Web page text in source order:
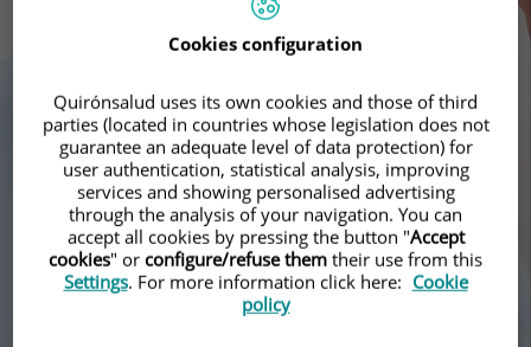
Especialidades
mejores especialistas
Cookies configuration
Quirónsalud uses its own cookies and those of third
parties (located in countries whose legislation does not
guarantee an adequate level of data protection) for
user authentication, statistical analysis, improving
services and showing personalised advertising
through the analysis of your navigation. You can
accept all cookies by pressing the button "Accept
cookies" or configure/refuse them their use from this
Settings. For more information click here: Cookie
policy